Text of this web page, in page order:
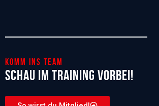
Komm ins Team
Schau im Training vorbei!